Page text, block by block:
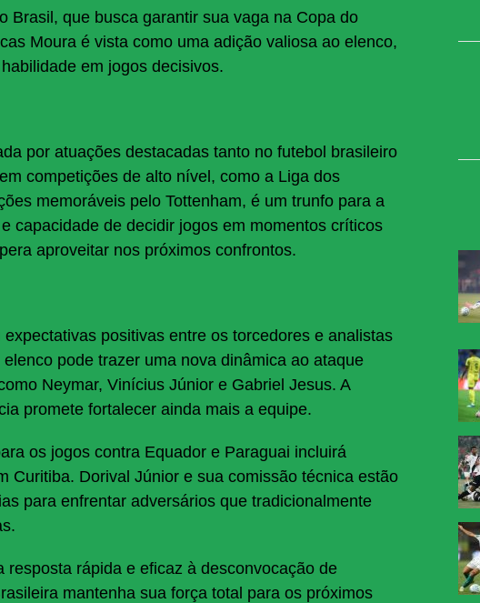
Brasil, que busca garantir sua vaga na Copa do
Moura é vista como uma adição valiosa ao elenco,
em jogos decisivos.
por atuações destacadas tanto no futebol brasileiro
competições de alto nível, como a Liga dos
memoráveis pelo Tottenham, é um trunfo para a
capacidade de decidir jogos em momentos críticos
aproveitar nos próximos confrontos.
positivas entre os torcedores e analistas
pode trazer uma nova dinâmica ao ataque
Neymar, Vinícius Júnior e Gabriel Jesus. A
promete fortalecer ainda mais a equipe.
os jogos contra Equador e Paraguai incluirá
Curitiba. Dorival Júnior e sua comissão técnica estão
para enfrentar adversários que tradicionalmente
rápida e eficaz à desconvocação de
mantenha sua força total para os próximos